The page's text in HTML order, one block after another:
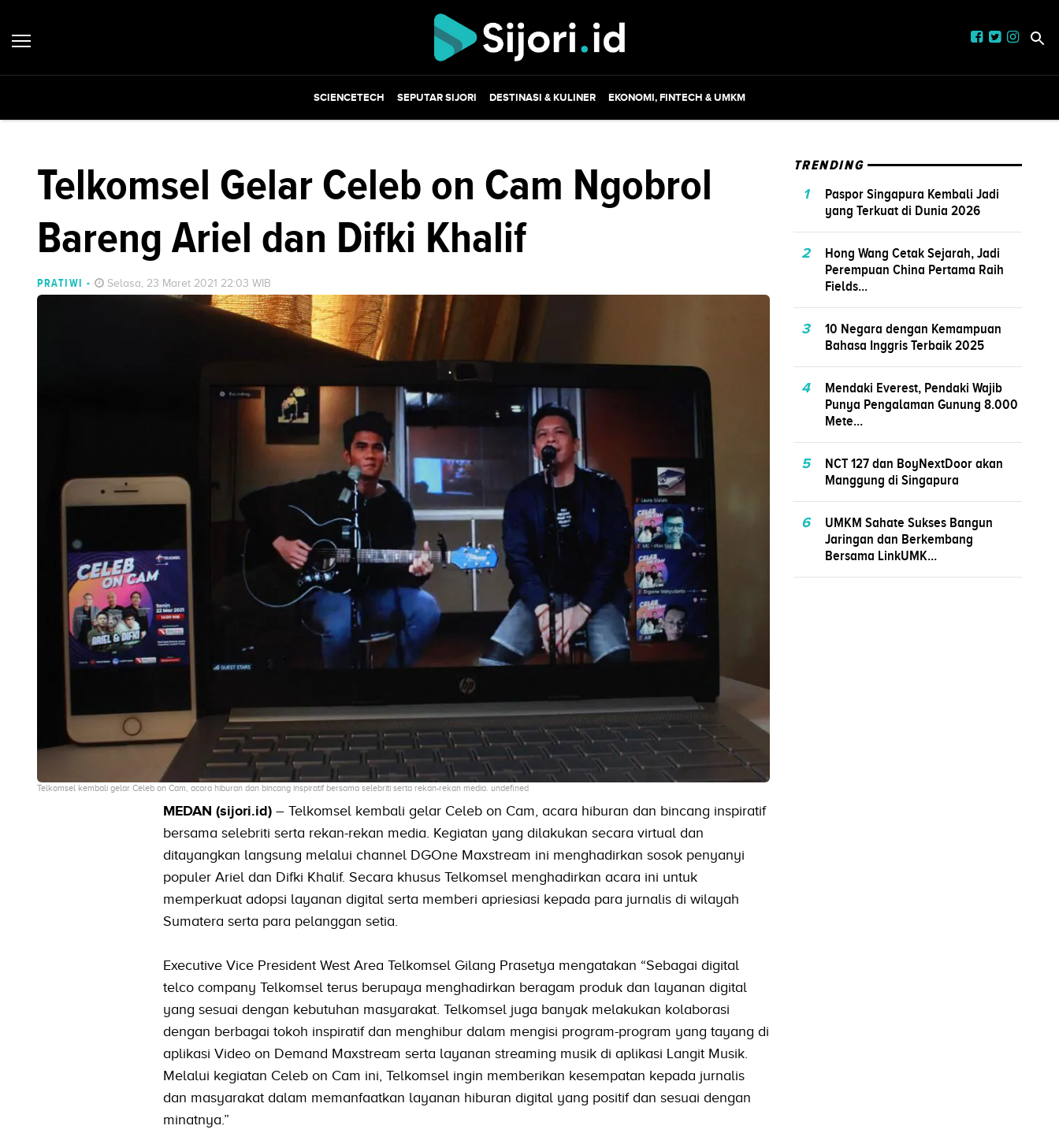
SCIENCETECH SEPUTAR SIJORI DESTINASI & KULINER EKONOMI, FINTECH & UMKM
Telkomsel Gelar Celeb on Cam Ngobrol
Bareng Ariel dan Difki Khalif
PRATIWI - Selasa, 23 Maret 2021 22:03 WIB
Telkomsel kembali gelar Celeb on Cam, acara hiburan dan bincang inspiratif bersama selebriti serta rekan-rekan media. undefined
MEDAN (sijori.id)– Telkomsel kembali gelar Celeb on Cam, acara hiburan dan bincang inspiratif
bersama selebriti serta rekan-rekan media. Kegiatan yang dilakukan secara virtual dan
ditayangkan langsung melalui channel DGOne Maxstream ini menghadirkan sosok penyanyi
populer Ariel dan Difki Khalif. Secara khusus Telkomsel menghadirkan acara ini untuk
memperkuat adopsi layanan digital serta memberi apriesiasi kepada para jurnalis di wilayah
Sumatera serta para pelanggan setia.
Executive Vice President West Area Telkomsel Gilang Prasetya mengatakan “Sebagai digital
telco company Telkomsel terus berupaya menghadirkan beragam produk dan layanan digital
yang sesuai dengan kebutuhan masyarakat. Telkomsel juga banyak melakukan kolaborasi
dengan berbagai tokoh inspiratif dan menghibur dalam mengisi program-program yang tayang di
aplikasi Video on Demand Maxstream serta layanan streaming musik di aplikasi Langit Musik.
Melalui kegiatan Celeb on Cam ini, Telkomsel ingin memberikan kesempatan kepada jurnalis
dan masyarakat dalam memanfaatkan layanan hiburan digital yang positif dan sesuai dengan
minatnya.”
TRENDING
1
Paspor Singapura Kembali Jadi
yang Terkuat di Dunia 2026
2
Hong Wang Cetak Sejarah, Jadi
Perempuan China Pertama Raih
Fields...
3
10 Negara dengan Kemampuan
Bahasa Inggris Terbaik 2025
4
Mendaki Everest, Pendaki Wajib
Punya Pengalaman Gunung 8.000
Mete...
5
NCT 127 dan BoyNextDoor akan
Manggung di Singapura
6
UMKM Sahate Sukses Bangun
Jaringan dan Berkembang
Bersama LinkUMK...